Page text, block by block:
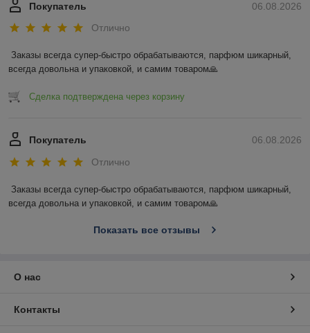
06.08.2026
Покупатель
Отлично
Заказы всегда супер-быстро обрабатываются, парфюм шикарный,
всегда довольна и упаковкой, и самим товаром🙏
Сделка подтверждена через корзину
06.08.2026
Покупатель
Отлично
Заказы всегда супер-быстро обрабатываются, парфюм шикарный,
всегда довольна и упаковкой, и самим товаром🙏
Показать все отзывы
О нас
Контакты